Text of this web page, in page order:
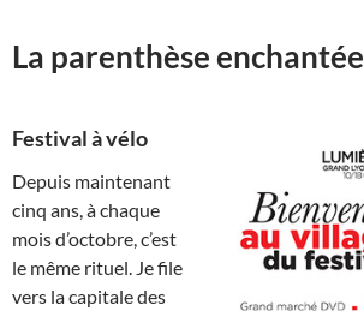
La parenthèse enchantée
Festival à vélo
Depuis maintenant
cinq ans, à chaque
mois d’octobre, c’est
le même rituel. Je file
vers la capitale des